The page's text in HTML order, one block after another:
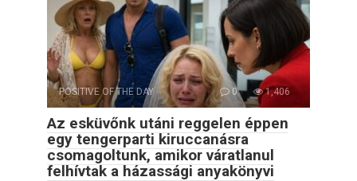
POSITIVE OF THE DAY 0 1,406
Az esküvőnk utáni reggelen éppen
egy tengerparti kiruccanásra
csomagoltunk, amikor váratlanul
felhívtak a házassági anyakönyvi